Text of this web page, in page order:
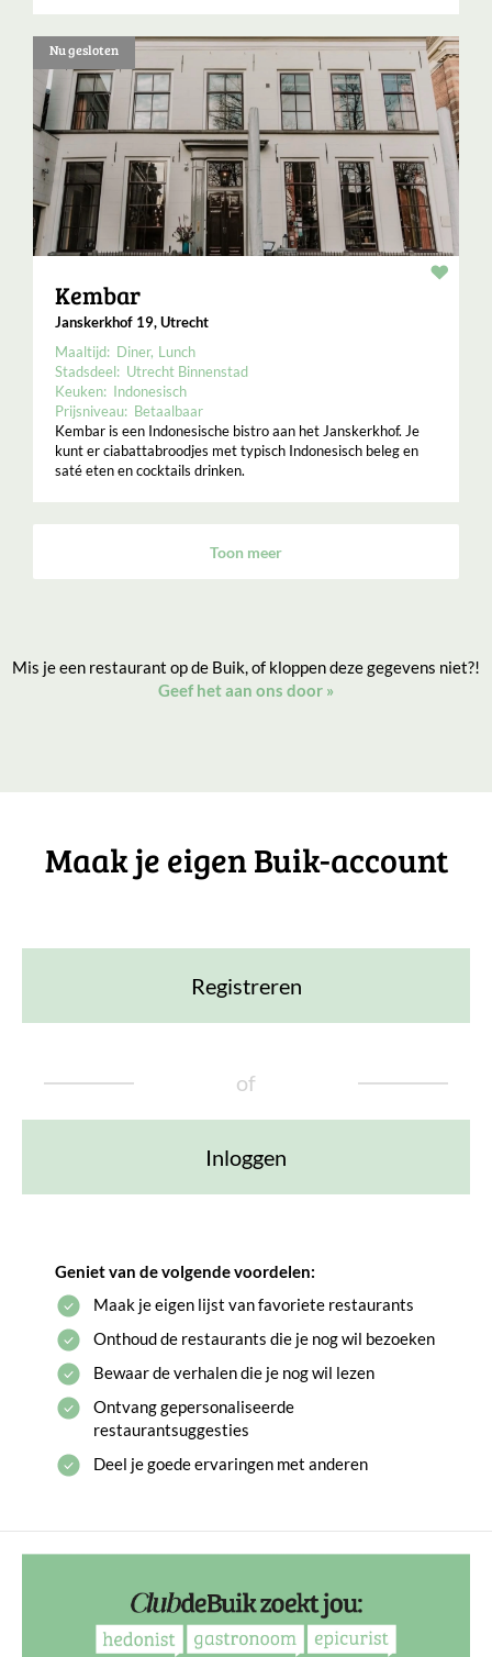
Nu gesloten
Kembar
Janskerkhof 19, Utrecht
Maaltijd: Diner Lunch
Stadsdeel: Utrecht Binnenstad
Keuken: Indonesisch
Prijsniveau: Betaalbaar
Kembar is een Indonesische bistro aan het Janskerkhof. Je
kunt er ciabattabroodjes met typisch Indonesisch beleg en
saté eten en cocktails drinken.
Toon meer
Mis je een restaurant op de Buik, of kloppen deze gegevens niet?!
Geef het aan ons door »
Maak je eigen Buik-account
Registreren
of
Inloggen
Geniet van de volgende voordelen:
Maak je eigen lijst van favoriete restaurants
Onthoud de restaurants die je nog wil bezoeken
Bewaar de verhalen die je nog wil lezen
Ontvang gepersonaliseerde
restaurantsuggesties
Deel je goede ervaringen met anderen